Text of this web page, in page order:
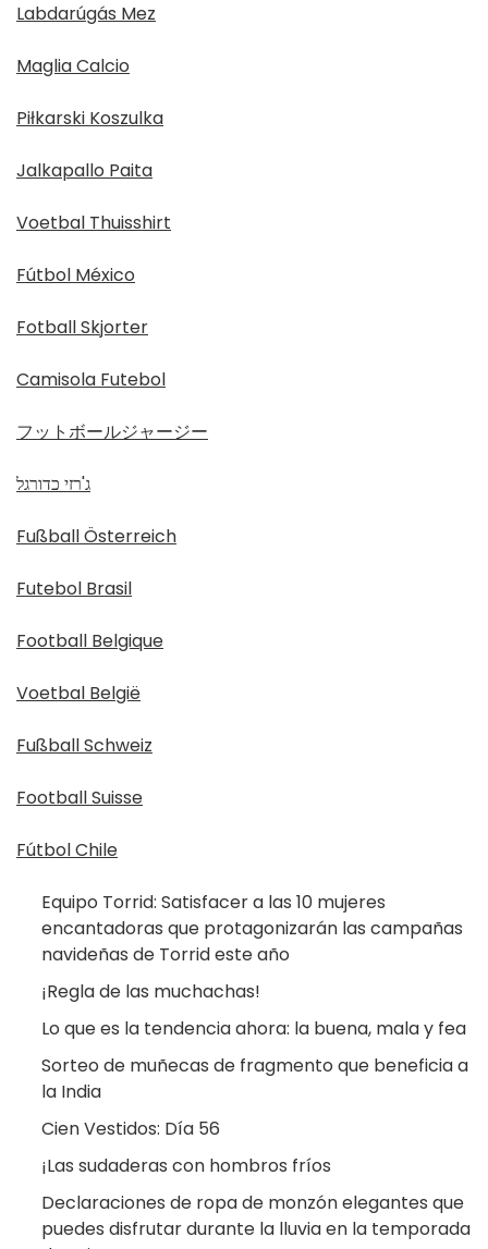
Labdarúgás Mez
Maglia Calcio
Piłkarski Koszulka
Jalkapallo Paita
Voetbal Thuisshirt
Fútbol México
Fotball Skjorter
Camisola Futebol
フットボールジャージー
ג'רזי כדורגל
Fußball Österreich
Futebol Brasil
Football Belgique
Voetbal België
Fußball Schweiz
Football Suisse
Fútbol Chile
Equipo Torrid: Satisfacer a las 10 mujeres
encantadoras que protagonizarán las campañas
navideñas de Torrid este año
¡Regla de las muchachas!
Lo que es la tendencia ahora: la buena, mala y fea
Sorteo de muñecas de fragmento que beneficia a
la India
Cien Vestidos: Día 56
¡Las sudaderas con hombros fríos
Declaraciones de ropa de monzón elegantes que
puedes disfrutar durante la lluvia en la temporada